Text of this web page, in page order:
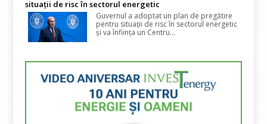
situații de risc în sectorul energetic
Guvernul a adoptat un plan de pregătire
pentru situații de risc în sectorul energetic
și va înființa un Centru...